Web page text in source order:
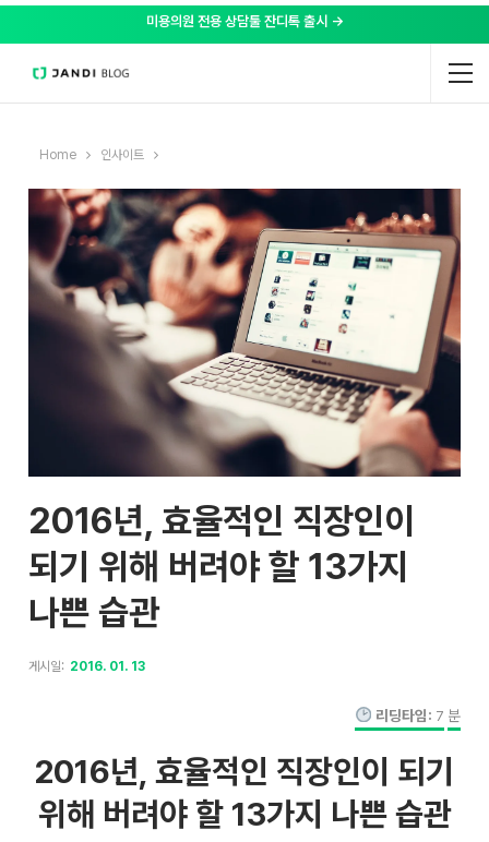
미용의원 전용 상담툴 잔디톡 출시 →
Home 인사이트
2016년, 효율적인 직장인이
되기 위해 버려야 할 13가지
나쁜 습관
게시일: 2016. 01. 13
리딩타임: 7 분
2016년, 효율적인 직장인이 되기
위해 버려야 할 13가지 나쁜 습관